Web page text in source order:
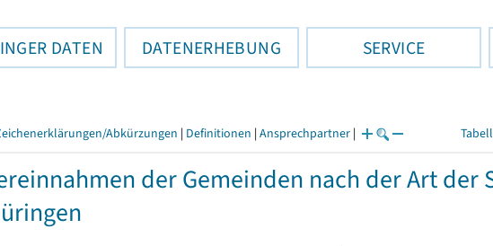
DATEN DATENERHEBUNG SERVICE
Abkürzungen | Definitionen | Ansprechpartner |
der Gemeinden nach der Art der